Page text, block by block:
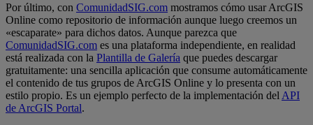
Por último, con ComunidadSIG.com mostramos cómo usar ArcGIS
Online como repositorio de información aunque luego creemos un
«escaparate» para dichos datos. Aunque parezca que
ComunidadSIG.com es una plataforma independiente, en realidad
está realizada con la Plantilla de Galería que puedes descargar
gratuitamente: una sencilla aplicación que consume automáticamente
el contenido de tus grupos de ArcGIS Online y lo presenta con un
estilo propio. Es un ejemplo perfecto de la implementación del API
de ArcGIS Portal.